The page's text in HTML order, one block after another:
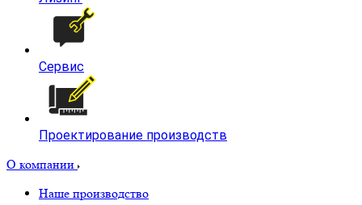
Сервис
Проектирование производств
О компании
Наше производство